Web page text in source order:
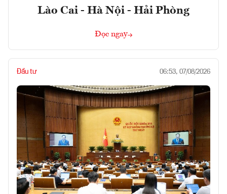
Lào Cai - Hà Nội - Hải Phòng
Đọc ngay
Đầu tư 06:53, 07/08/2026